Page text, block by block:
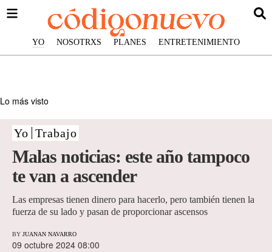
YO NOSOTRXS PLANES ENTRETENIMIENTO
Lo más visto
Yo Trabajo
Malas noticias: este año tampoco
te van a ascender
Las empresas tienen dinero para hacerlo, pero también tienen la
fuerza de su lado y pasan de proporcionar ascensos
BY JUANAN NAVARRO
09 octubre 2024 08:00